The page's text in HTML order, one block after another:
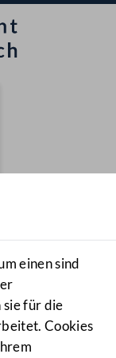
einen sind
für die
Cookies